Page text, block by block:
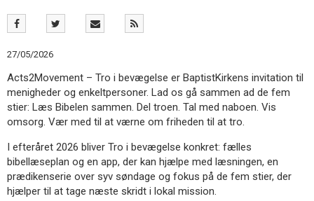
Kalender
5.0:
Værktøjskassen
7.0:
Om
BaptistKirken
8.0:
Kontakt
10.0:
Nyheder
11.0:
Kalender
12.0:
Inspiration
13.0:
Værktøjskassen
27/05/2026
Acts2Movement – Tro i bevægelse er BaptistKirkens invitation til
menigheder og enkeltpersoner. Lad os gå sammen ad de fem
stier: Læs Bibelen sammen. Del troen. Tal med naboen. Vis
omsorg. Vær med til at værne om friheden til at tro.
I efteråret 2026 bliver Tro i bevægelse konkret: fælles
bibellæseplan og en app, der kan hjælpe med læsningen, en
prædikenserie over syv søndage og fokus på de fem stier, der
hjælper til at tage næste skridt i lokal mission.